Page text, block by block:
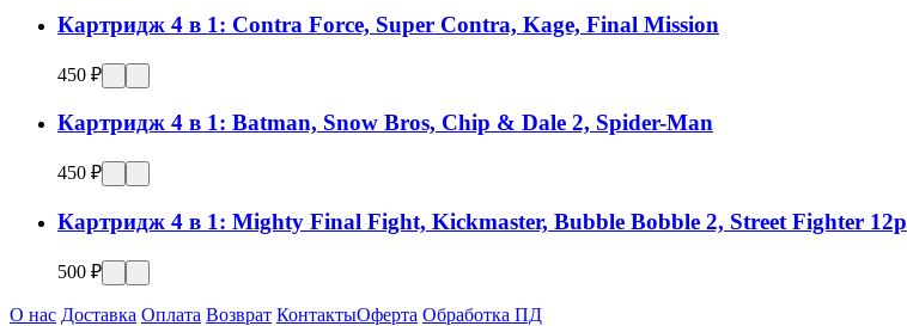
Картридж 4 в 1: Contra Force, Super Contra, Kage, Final Mission
450 ₽
Картридж 4 в 1: Batman, Snow Bros, Chip & Dale 2, Spider-Man
450 ₽
Картридж 4 в 1: Mighty Final Fight, Kickmaster, Bubble Bobble 2, Street Fighter 12p
500 ₽
О нас Доставка Оплата Возврат КонтактыОферта Обработка ПД